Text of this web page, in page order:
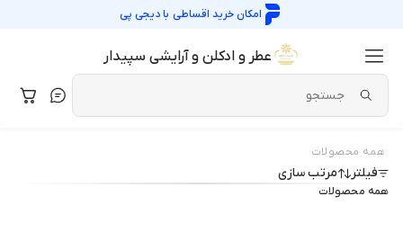
امکان خرید اقساطی بادیجی پی
عطر و ادکلن و آرایشی سپیدار
همه محصولات
فیلتر مرتب سازی
همه محصولات